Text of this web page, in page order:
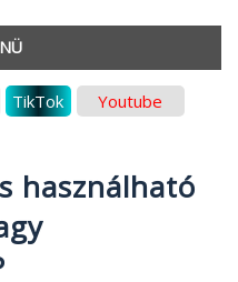
TikTok Youtube
használható